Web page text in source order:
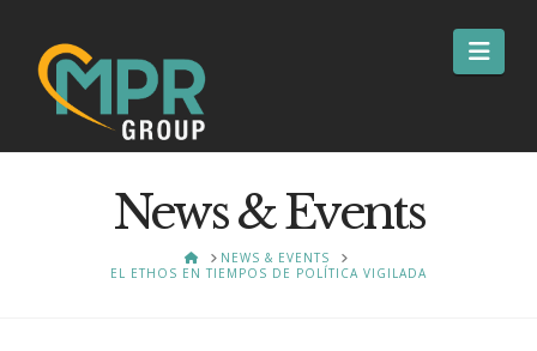
News & Events
HOMENEWS & EVENTS
EL ETHOS EN TIEMPOS DE POLÍTICA VIGILADA